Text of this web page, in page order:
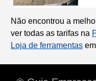
Não encontrou a
ver todas as tarifas na
Loja de ferramentas